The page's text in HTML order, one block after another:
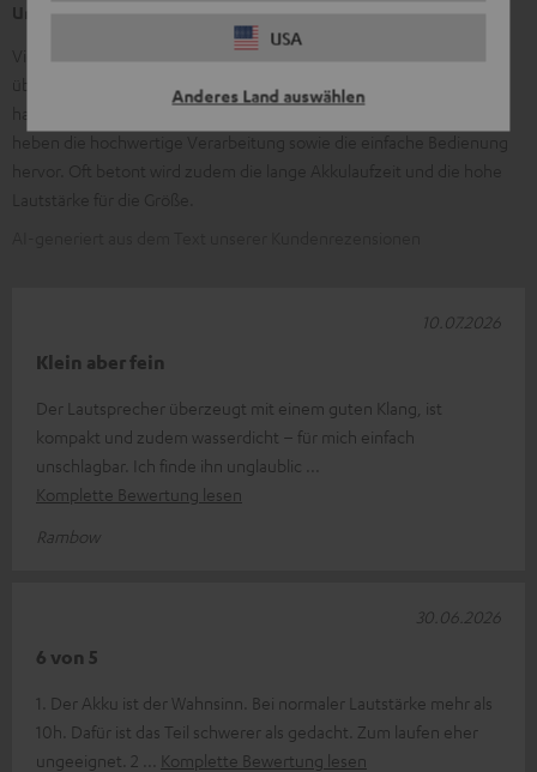
USA
Anderes Land auswählen
Viele Kunden loben den kraftvollen, sauberen Klang mit
überraschend gutem Bass. Häufig genannt wird die kompakte,
handliche und robuste Bauweise, ideal für Reise und Outdoor. Viele
Klein aber fein
Der Lautsprecher überzeugt mit einem guten Klang, ist
kompakt und zudem wasserdicht – für mich einfach
unschlagbar. Ich finde ihn unglaublic
Komplette Bewertung lesen
Rambow
10.07.2026
6 von 5
1. Der Akku ist der Wahnsinn. Bei normaler Lautstärke mehr als
10h. Dafür ist das Teil schwerer als gedacht. Zum laufen eher
ungeeignet. 2
Komplette Bewertung lesen
30.06.2026